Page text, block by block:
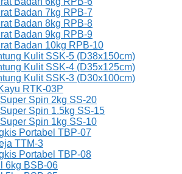
Badan 7kg RPB-7
Badan 8kg RPB-8
Badan 9kg RPB-9
Badan 10kg RPB-10
Kulit SSK-5 (D38x150cm)
Kulit SSK-4 (D35x125cm)
Kulit SSK-3 (D30x100cm)
RTK-03P
Spin 2kg SS-20
Spin 1.5kg SS-15
Spin 1kg SS-10
Portabel TBP-07
TTM-3
Portabel TBP-08
6kg BSB-06